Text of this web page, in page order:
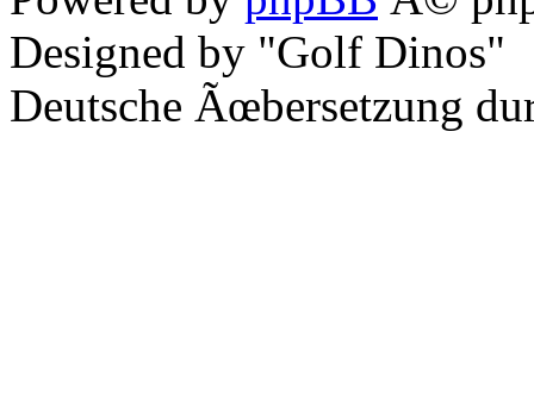
Designed by "Golf Dinos"
Deutsche Ãœbersetzung